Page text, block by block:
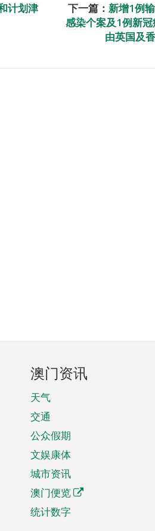
计划津
下一篇： 新增1例
感染个案及1例新
由英国及
澳门资讯
天气
交通
公众假期
文娱康体
城市资讯
澳门便览
统计数字